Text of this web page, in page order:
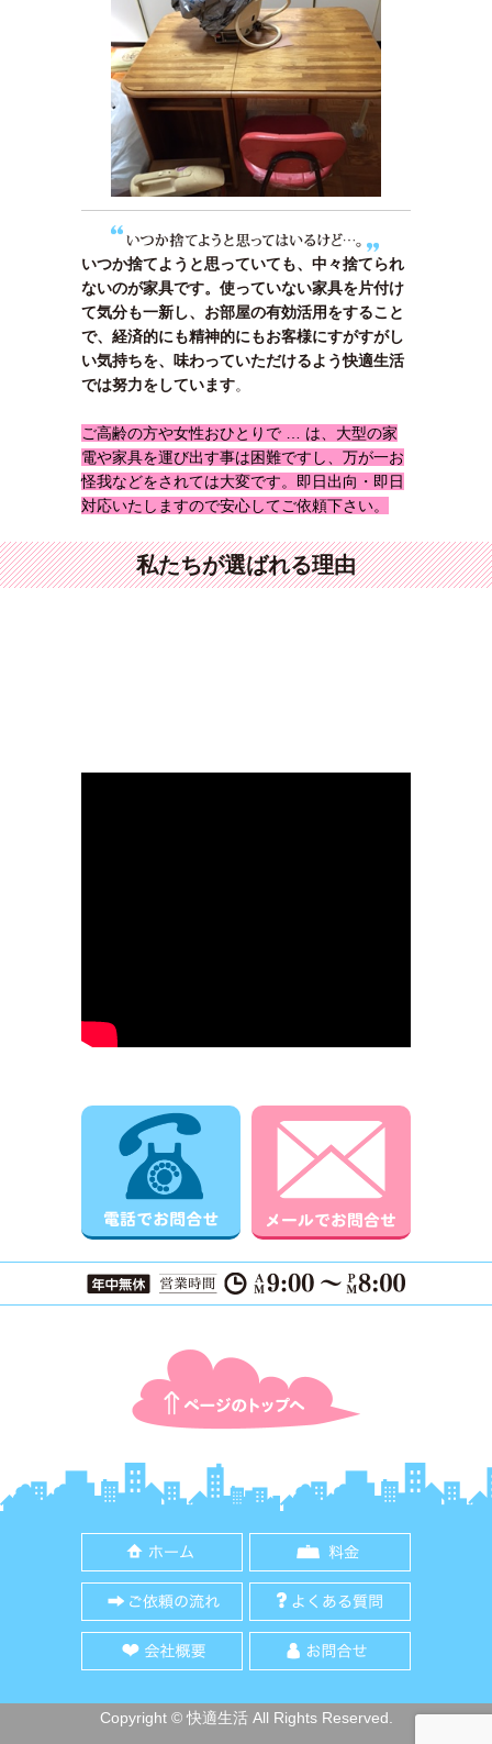
いつか捨てようと思っていても、中々捨てられ
ないのが家具です。使っていない家具を片付け
て気分も一新し、お部屋の有効活用をすること
で、経済的にも精神的にもお客様にすがすがし
い気持ちを、味わっていただけるよう快適生活
では努力をしています。
ご高齢の方や女性おひとりで … は、大型の家
電や家具を運び出す事は困難ですし、万が一お
怪我などをされては大変です。即日出向・即日
対応いたしますので安心してご依頼下さい。
私たちが選ばれる理由
電話でお問合せ
ご依頼の流れ
会社概要
Copyright © 快適生活 All Rights Reserved.